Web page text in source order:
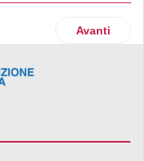
Tic Tac Two Articolo
Avanti